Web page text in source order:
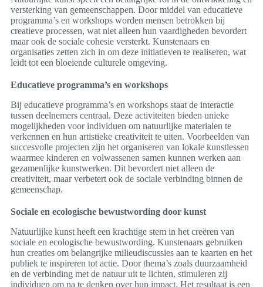
versterking van gemeenschappen. Door middel van educatieve
programma’s en workshops worden mensen betrokken bij
creatieve processen, wat niet alleen hun vaardigheden bevordert
maar ook de sociale cohesie versterkt. Kunstenaars en
organisaties zetten zich in om deze initiatieven te realiseren, wat
leidt tot een bloeiende culturele omgeving.
Educatieve programma’s en workshops
Bij educatieve programma’s en workshops staat de interactie
tussen deelnemers centraal. Deze activiteiten bieden unieke
mogelijkheden voor individuen om natuurlijke materialen te
verkennen en hun artistieke creativiteit te uiten. Voorbeelden van
succesvolle projecten zijn het organiseren van lokale kunstlessen
waarmee kinderen en volwassenen samen kunnen werken aan
gezamenlijke kunstwerken. Dit bevordert niet alleen de
creativiteit, maar verbetert ook de sociale verbinding binnen de
gemeenschap.
Sociale en ecologische bewustwording door kunst
Natuurlijke kunst heeft een krachtige stem in het creëren van
sociale en ecologische bewustwording. Kunstenaars gebruiken
hun creaties om belangrijke milieudiscussies aan te kaarten en het
publiek te inspireren tot actie. Door thema’s zoals duurzaamheid
en de verbinding met de natuur uit te lichten, stimuleren zij
individuen om na te denken over hun impact. Het resultaat is een